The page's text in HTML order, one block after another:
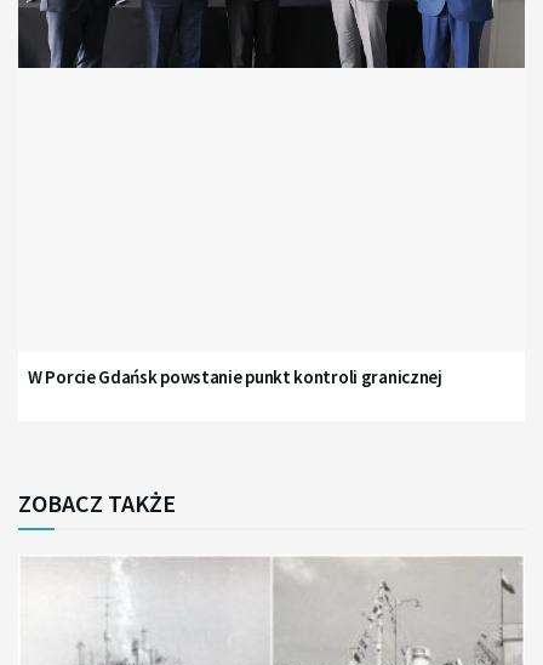
W Porcie Gdańsk powstanie punkt kontroli granicznej
ZOBACZ TAKŻE